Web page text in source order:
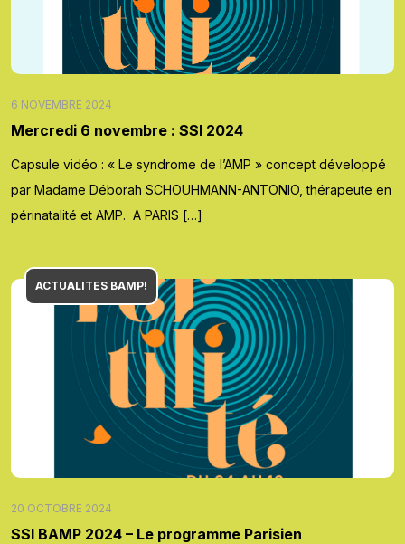
6 NOVEMBRE 2024
Mercredi 6 novembre : SSI 2024
Capsule vidéo : « Le syndrome de l’AMP » concept développé
par Madame Déborah SCHOUHMANN-ANTONIO, thérapeute en
périnatalité et AMP. A PARIS […]
ACTUALITES BAMP!
20 OCTOBRE 2024
SSI BAMP 2024 – Le programme Parisien